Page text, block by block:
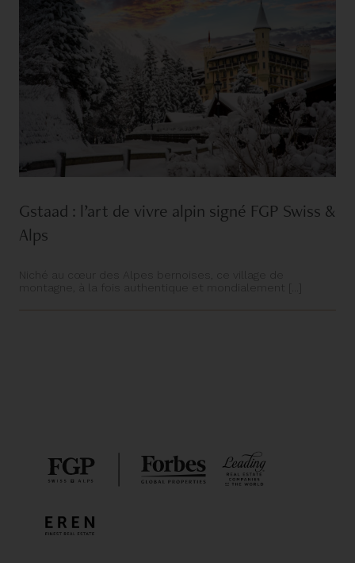
Gstaad : l’art de vivre alpin signé FGP Swiss &
Alps
Niché au cœur des Alpes bernoises, ce village de
montagne, à la fois authentique et mondialement [...]